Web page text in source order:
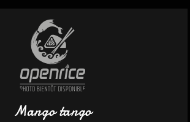
Mango tango